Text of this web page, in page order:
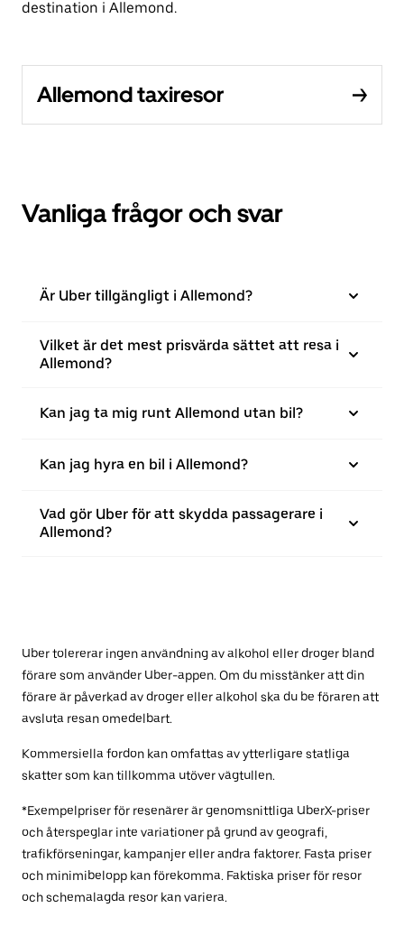
destination i Allemond.
Allemond taxiresor
Vanliga frågor och svar
Är Uber tillgängligt i Allemond?
Vilket är det mest prisvärda sättet att resa i
Allemond?
Kan jag ta mig runt Allemond utan bil?
Kan jag hyra en bil i Allemond?
Vad gör Uber för att skydda passagerare i
Allemond?
Uber tolererar ingen användning av alkohol eller droger bland
förare som använder Uber-appen. Om du misstänker att din
förare är påverkad av droger eller alkohol ska du be föraren att
avsluta resan omedelbart.
Kommersiella fordon kan omfattas av ytterligare statliga
skatter som kan tillkomma utöver vägtullen.
*Exempelpriser för resenärer är genomsnittliga UberX-priser
och återspeglar inte variationer på grund av geografi,
trafikförseningar, kampanjer eller andra faktorer. Fasta priser
och minimibelopp kan förekomma. Faktiska priser för resor
och schemalagda resor kan variera.